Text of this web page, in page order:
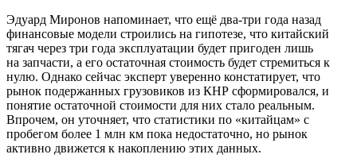
Эдуард Миронов напоминает, что ещё два-три года назад
финансовые модели строились на гипотезе, что китайский
тягач через три года эксплуатации будет пригоден лишь
на запчасти, а его остаточная стоимость будет стремиться к
нулю. Однако сейчас эксперт уверенно констатирует, что
рынок подержанных грузовиков из КНР сформировался, и
понятие остаточной стоимости для них стало реальным.
Впрочем, он уточняет, что статистики по «китайцам» с
пробегом более 1 млн км пока недостаточно, но рынок
активно движется к накоплению этих данных.